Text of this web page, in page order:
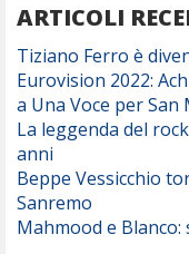
ARTICOLI
Tiziano Ferro è
Eurovision 2022:
a Una Voce per San
La leggenda del
anni
Beppe Vessicchio
Sanremo
Mahmood e